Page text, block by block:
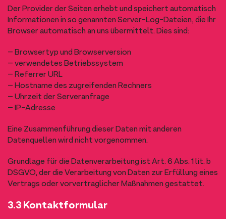
Der Provider der Seiten erhebt und speichert automatisch
Informationen in so genannten Server-Log-Dateien, die Ihr
Browser automatisch an uns übermittelt. Dies sind:
– Browsertyp und Browserversion
– verwendetes Betriebssystem
– Referrer URL
– Hostname des zugreifenden Rechners
– Uhrzeit der Serveranfrage
– IP-Adresse
Eine Zusammenführung dieser Daten mit anderen
Datenquellen wird nicht vorgenommen.
Grundlage für die Datenverarbeitung ist Art. 6 Abs. 1 lit. b
DSGVO, der die Verarbeitung von Daten zur Erfüllung eines
Vertrags oder vorvertraglicher Maßnahmen gestattet.
3.3 Kontaktformular